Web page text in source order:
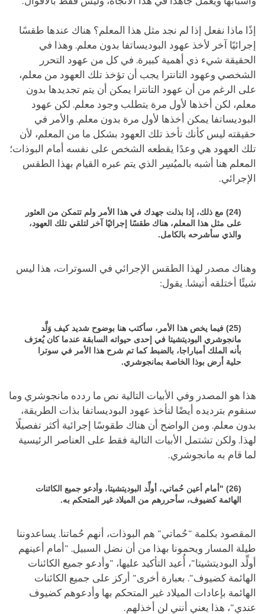
إذًا ماذا نفعل إذا لم نجد مثل هذا المعلم؟ هناك عندها طقسًا
إجرائيًا آخر لأخذ عهود البوديساتفا بدون معلم. وهذا في
الحقيقة شيء ذي أهمية كبيرة. في كل من عهود التحرر
الشخصي وعهود التانترا يجب أن تؤخذ تلك العهود من معلم،
على الرغم من أن عهود التانترا يمكن أن يتم تجديدها بدون
معلم، لكن أخذها لأول مرة يتطلب وجود معلم. لكن عهود
البوديساتفا يمكن أخذها لأول مرة بدون معلم. والأمر في
حقيقته ليس كأنك تأخذ تلك العهود بشكل ما من المعلم، لأن
تلك العهود هي وعدًا يقطعه الشخص على نفسه أمام البوذات؛
المعلم هنا أشبه بالميُسِر الذي يتم عبره القيام بهذا الطقس
الإجرائي.
(24) مع ذلك، إذا بذلت جهدك في هذا الأمر ولم تتمكن من العثور
على مثل هذا المعلم، هناك طقسًا إجرائيًا آخر لتلقي تلك العهود،
والذي سأشرحه بالكامل.
وهناك مصدر لهذا الطقس الإجرائي في السوترات، هذا ليس
شيئًا أختلقه أتيشا. يقول:
(25) فيما يخص هذا الأمر، سأكتب هنا بوضوح شديد كيف وَلَّد
مانجوشري البوديتشيتا في إحدى حيواته السابقة عندما كان يُعرَف
بأنه الملك أمباراجا، بالضبط كما تم شرح هذا الأمر في سوترا
حلية أرض بوذا الخاصة بمانجوشري.
هذا هو المصدر وفي الأبيات التالية نص ما ردده مانجوشري وما
سنقوم بترديده أيضًا لنأخذ عهود البوديساتفا بذات الطريقة،
بدون معلم. ومن الواضح أن هناك طقوسًا إجرائية أكثر تفصيلًا
لهذا. ولكن تشتمل الأبيات التالية فقط على العناصر الرئيسية
لما قام به مانجوشري.
(26) "أمام أعين حُماتي، أولِّد البوديتشيتا، وأدعو جميع الكائنات
الهائمة كضيوف، سأحررهم من الميلاد غير المتحكم به.
المقصود بكلمة "حُماتي" هم البوذات، أنهم حُماتنا. يساعدوننا
طيلة المسار ويحمونا بهذا من أن نضل السبيل. "أمام أعينهم
أولِّد البوديتشيتا"، أُعيد التأكيد عليها، "وأدعو جميع الكائنات
الهائمة كضيوف". بعبارة أخرى" أركز على جميع الكائنات
الهائمة بإعادات الميلاد غير المتحكم بها وأدعوهم كضيوف
عندي"، هذا يعني أنني لن أخذلهم.